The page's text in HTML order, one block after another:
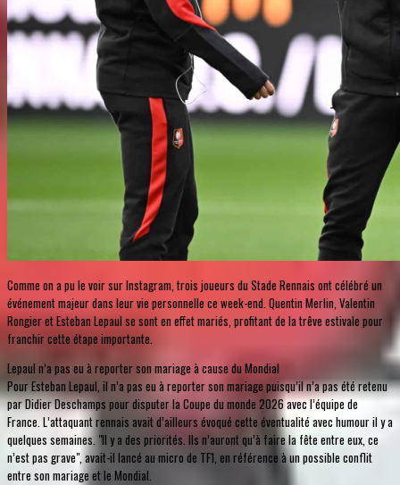
Comme on a pu le voir sur Instagram, trois joueurs du Stade Rennais ont célébré un
événement majeur dans leur vie personnelle ce week-end. Quentin Merlin, Valentin
Rongier et Esteban Lepaul se sont en effet mariés, profitant de la trêve estivale pour
franchir cette étape importante.
Lepaul n’a pas eu à reporter son mariage à cause du Mondial
Pour Esteban Lepaul, il n’a pas eu à reporter son mariage puisqu’il n’a pas été retenu
par Didier Deschamps pour disputer la Coupe du monde 2026 avec l’équipe de
France. L’attaquant rennais avait d’ailleurs évoqué cette éventualité avec humour il y a
quelques semaines. "Il y a des priorités. Ils n’auront qu’à faire la fête entre eux, ce
n’est pas grave", avait-il lancé au micro de TF1, en référence à un possible conflit
entre son mariage et le Mondial.